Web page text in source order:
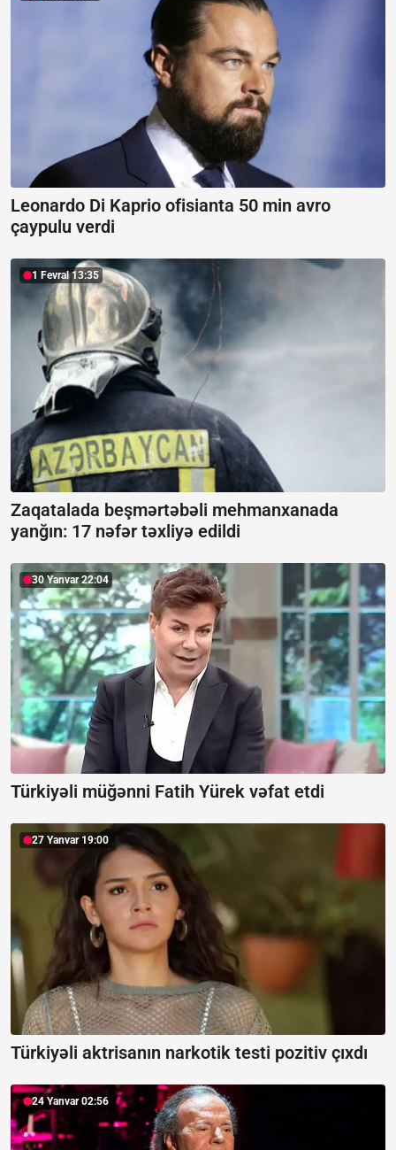
Leonardo Di Kaprio ofisianta 50 min avro
çaypulu verdi
1 Fevral 13:35
Zaqatalada beşmərtəbəli mehmanxanada
yanğın: 17 nəfər təxliyə edildi
30 Yanvar 22:04
Türkiyəli müğənni Fatih Yürek vəfat etdi
27 Yanvar 19:00
Türkiyəli aktrisanın narkotik testi pozitiv çıxdı
24 Yanvar 02:56